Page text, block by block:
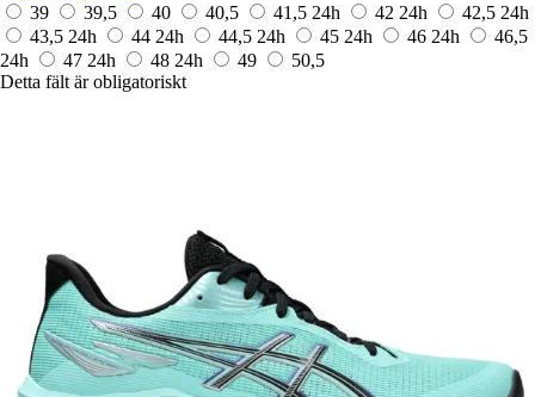
39
39,5 40 40,5 41,5 24h 42 24h 42,5 24h
43,5 24h 44 24h 44,5 24h 45 24h 46 24h
46,5
24h
47 24h 48 24h 49
50,5
Detta fält är obligatoriskt